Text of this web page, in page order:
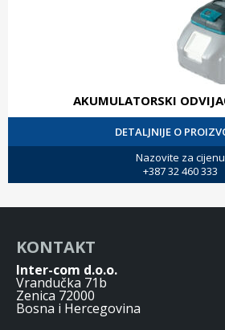
AKUMULATORSKI
DETALJNIJE O
Nazovite za cijenu
+387 32 460 333
KONTAKT
Inter-com d.o.o.
Vrandučka 71b
Zenica 72000
Bosna i Hercegovina